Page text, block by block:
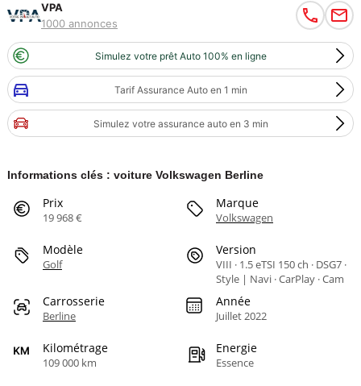
VPA
1000 annonces
Simulez votre prêt Auto 100% en ligne
Tarif Assurance Auto en 1 min
Simulez votre assurance auto en 3 min
Informations clés : voiture Volkswagen Berline
Prix
19 968 €
Marque
Volkswagen
Modèle
Golf
Version
VIII · 1.5 eTSI 150 ch · DSG7 ·
Style | Navi · CarPlay · Cam
Carrosserie
Berline
Année
Juillet 2022
Kilométrage
109 000 km
Energie
Essence